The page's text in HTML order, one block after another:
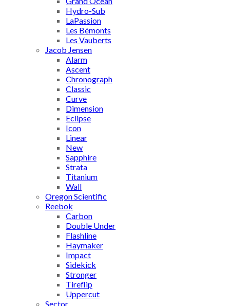
Hydro-Sub
LaPassion
Les Bémonts
Les Vauberts
Jacob Jensen
Alarm
Ascent
Chronograph
Classic
Curve
Dimension
Eclipse
Icon
Linear
New
Sapphire
Strata
Titanium
Wall
Oregon Scientific
Reebok
Carbon
Double Under
Flashline
Haymaker
Impact
Sidekick
Stronger
Tireflip
Uppercut
Sector